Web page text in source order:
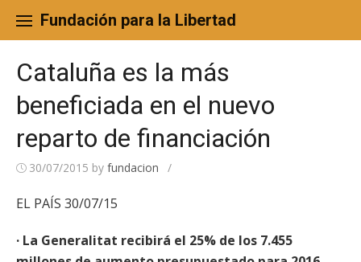
content
Fundación para la Libertad
Cataluña es la más
beneficiada en el nuevo
reparto de financiación
30/07/2015 by fundacion /
EL PAÍS 30/07/15
· La Generalitat recibirá el 25% de los 7.455